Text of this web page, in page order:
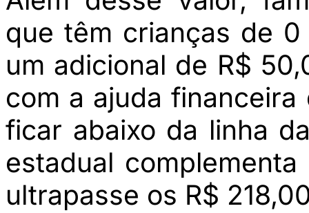
que têm crianças de
um adicional de R$
com a ajuda
ficar abaixo da linha
estadual
ultrapasse os R$